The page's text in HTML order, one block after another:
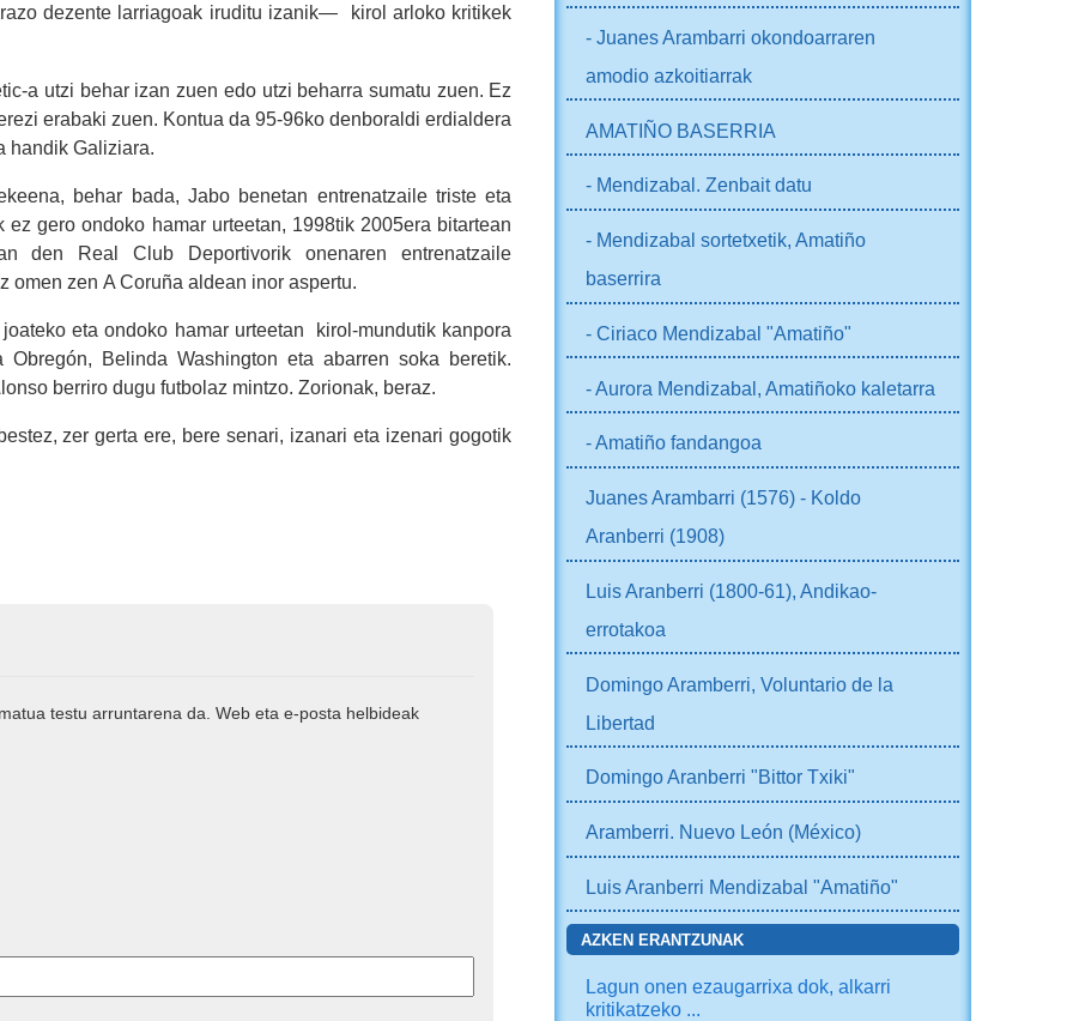
dezente larriagoak iruditu izanik— kirol arloko kritikek
a utzi behar izan zuen edo utzi beharra sumatu zuen. Ez
erabaki zuen. Kontua da 95-96ko denboraldi erdialdera
handik Galiziara.
behar bada, Jabo benetan entrenatzaile triste eta
gero ondoko hamar urteetan, 1998tik 2005era bitartean
den Real Club Deportivorik onenaren entrenatzaile
omen zen A Coruña aldean inor aspertu.
eta ondoko hamar urteetan kirol-mundutik kanpora
Belinda Washington eta abarren soka beretik.
berriro dugu futbolaz mintzo. Zorionak, beraz.
zer gerta ere, bere senari, izanari eta izenari gogotik
testu arruntarena da. Web eta e-posta helbideak
- Juanes Arambarri okondoarraren
amodio azkoitiarrak
AMATIÑO BASERRIA
- Mendizabal. Zenbait datu
- Mendizabal sortetxetik, Amatiño
baserrira
- Ciriaco Mendizabal "Amatiño"
- Aurora Mendizabal, Amatiñoko kaletarra
- Amatiño fandangoa
Juanes Arambarri (1576) - Koldo
Aranberri (1908)
Luis Aranberri (1800-61), Andikao-
errotakoa
Domingo Aramberri, Voluntario de la
Libertad
Domingo Aranberri "Bittor Txiki"
Aramberri. Nuevo León (México)
Luis Aranberri Mendizabal "Amatiño"
AZKEN ERANTZUNAK
Lagun onen ezaugarrixa dok, alkarri
kritikatzeko ...